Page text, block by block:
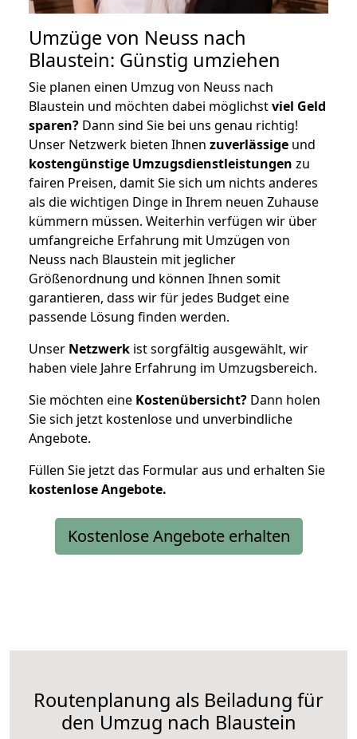
Umzüge von Neuss nach
Blaustein: Günstig umziehen
Sie planen einen Umzug von Neuss nach
Blaustein und möchten dabei möglichstviel Geld
sparen? Dann sind Sie bei uns genau richtig!
Unser Netzwerk bieten Ihnen zuverlässige und
kostengünstige Umzugsdienstleistungen zu
fairen Preisen, damit Sie sich um nichts anderes
als die wichtigen Dinge in Ihrem neuen Zuhause
kümmern müssen. Weiterhin verfügen wir über
umfangreiche Erfahrung mit Umzügen von
Neuss nach Blaustein mit jeglicher
Größenordnung und können Ihnen somit
garantieren, dass wir für jedes Budget eine
passende Lösung finden werden.
Unser Netzwerk ist sorgfältig ausgewählt, wir
haben viele Jahre Erfahrung im Umzugsbereich.
Sie möchten eine Kostenübersicht? Dann holen
Sie sich jetzt kostenlose und unverbindliche
Angebote.
Füllen Sie jetzt das Formular aus und erhalten Sie
kostenloseAngebote.
Kostenlose Angebote erhalten
Routenplanung als Beiladung für
den Umzug nach Blaustein